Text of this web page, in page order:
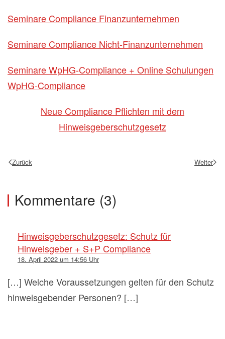
Seminare Compliance Finanzunternehmen
Seminare Compliance Nicht-Finanzunternehmen
Seminare WpHG-Compliance + Online Schulungen
WpHG-Compliance
Neue Compliance Pflichten mit dem
Hinweisgeberschutzgesetz
Zurück Weiter
Kommentare (3)
Hinweisgeberschutzgesetz: Schutz für
Hinweisgeber + S+P Compliance
18. April 2022 um 14:56 Uhr
[…] Welche Voraussetzungen gelten für den Schutz
hinweisgebender Personen? […]